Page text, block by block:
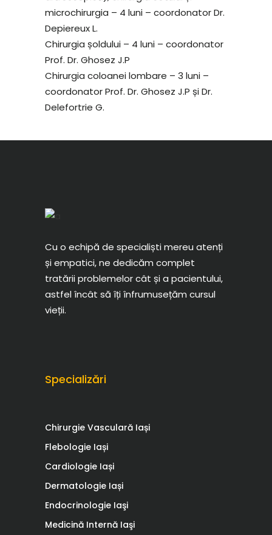
microchirurgia – 4 luni – coordonator Dr.
Depiereux L.
Chirurgia șoldului – 4 luni – coordonator
Prof. Dr. Ghosez J.P
Chirurgia coloanei lombare – 3 luni –
coordonator Prof. Dr. Ghosez J.P și Dr.
Delefortrie G.
Cu o echipă de specialiști mereu atenți
și empatici, ne dedicăm complet
tratării problemelor cât și a pacientului,
astfel încât să îți înfrumusețăm cursul
vieții.
Specializări
Chirurgie Vasculară Iași
Flebologie Iași
Cardiologie Iași
Dermatologie Iași
Endocrinologie Iaşi
Medicină Internă Iaşi